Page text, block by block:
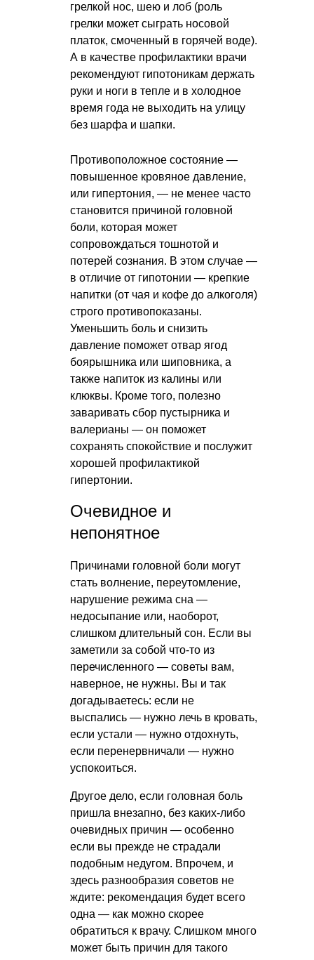
грелкой нос, шею и лоб (роль
грелки может сыграть носовой
платок, смоченный в горячей воде).
А в качестве профилактики врачи
рекомендуют гипотоникам держать
руки и ноги в тепле и в холодное
время года не выходить на улицу
без шарфа и шапки.
Противоположное состояние —
повышенное кровяное давление,
или гипертония, — не менее часто
становится причиной головной
боли, которая может
сопровождаться тошнотой и
потерей сознания. В этом случае —
в отличие от гипотонии — крепкие
напитки (от чая и кофе до алкоголя)
строго противопоказаны.
Уменьшить боль и снизить
давление поможет отвар ягод
боярышника или шиповника, а
также напиток из калины или
клюквы. Кроме того, полезно
заваривать сбор пустырника и
валерианы — он поможет
сохранять спокойствие и послужит
хорошей профилактикой
гипертонии.
Очевидное и
непонятное
Причинами головной боли могут
стать волнение, переутомление,
нарушение режима сна —
недосыпание или, наоборот,
слишком длительный сон. Если вы
заметили за собой что-то из
перечисленного — советы вам,
наверное, не нужны. Вы и так
догадываетесь: если не
выспались — нужно лечь в кровать,
если устали — нужно отдохнуть,
если перенервничали — нужно
успокоиться.
Другое дело, если головная боль
пришла внезапно, без каких-либо
очевидных причин — особенно
если вы прежде не страдали
подобным недугом. Впрочем, и
здесь разнообразия советов не
ждите: рекомендация будет всего
одна — как можно скорее
обратиться к врачу. Слишком много
может быть причин для такого